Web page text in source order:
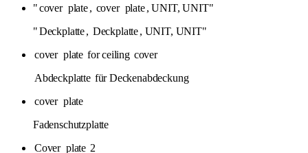
"cover plate, cover plate, UNIT, UNIT"
"Deckplatte, Deckplatte, UNIT, UNIT"
cover plate for ceiling cover
Abdeckplatte für Deckenabdeckung
cover plate
Fadenschutzplatte
Cover plate 2